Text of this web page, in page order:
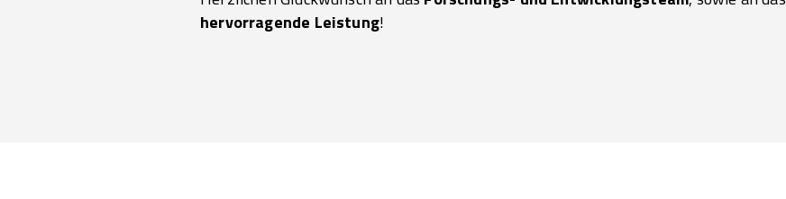
hervorragende Leistung!